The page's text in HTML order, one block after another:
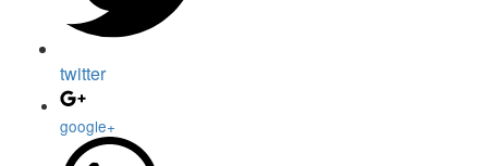
twitter
google+